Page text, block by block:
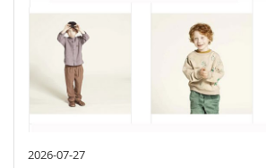
2026-07-27